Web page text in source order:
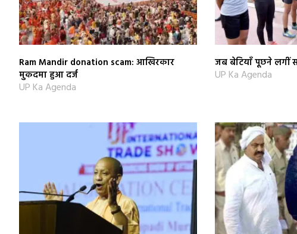
Ram Mandir donation scam: आखिरकार
मुकदमा हुआ दर्ज
UP Ka Agenda
जब बेटियाँ पूछने
UP Ka Agenda